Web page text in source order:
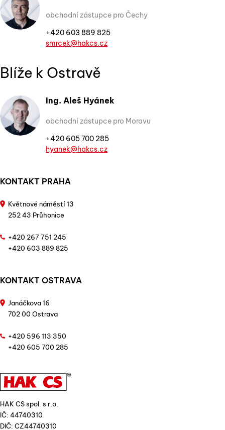
obchodní zástupce pro Čechy
+420 603 889 825
smrcek@hakcs.cz
Blíže k Ostravě
Ing. Aleš Hyánek
obchodní zástupce pro Moravu
+420 605 700 285
hyanek@hakcs.cz
KONTAKT PRAHA
Květnové náměstí 13
252 43 Průhonice
+420 267 751 245
+420 603 889 825
KONTAKT OSTRAVA
Janáčkova 16
702 00 Ostrava
+420 596 113 350
+420 605 700 285
HAK CS spol. s r.o.
IČ: 44740310
DIČ: CZ44740310